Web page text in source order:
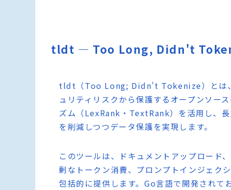
tldt — Too Long, Didn't
tldt（Too Long; Didn’t Tokenize）とは
ュリティリスクから保護するオープンソー
ズム（LexRank・TextRank）を活用し、
を削減しつつデータ保護を実現します。
このツールは、ドキュメントアップロード
剰なトークン消費、プロンプトインジェク
包括的に提供します。Go言語で開発されて